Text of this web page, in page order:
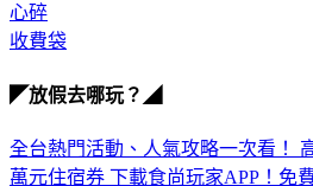
心碎
收費袋
◤放假去哪玩？◢
全台熱門活動、人氣攻略一次看！
萬元住宿券 下載食尚玩家APP！免